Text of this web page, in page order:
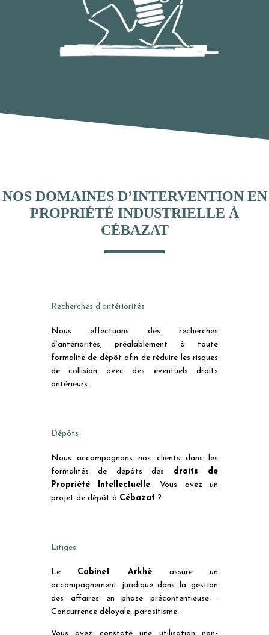
NOS DOMAINES D’INTERVENTION EN
PROPRIÉTÉ INDUSTRIELLE À
CÉBAZAT
Recherches d’antériorités
Nous effectuons des recherches
d’antériorités, préalablement à toute
formalité de dépôt afin de réduire les risques
de collision avec des éventuels droits
antérieurs.
Dépôts
Nous accompagnons nos clients dans les
formalités de dépôts des droits de
Propriété Intellectuelle. Vous avez un
projet de dépôt à Cébazat ?
Litiges
Le Cabinet Arkhè assure un
accompagnement juridique dans la gestion
des affaires en phase précontentieuse :
Concurrence déloyale, parasitisme.